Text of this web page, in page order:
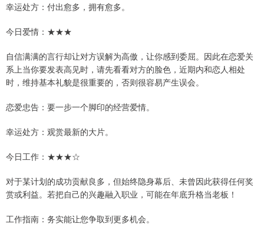
幸运处方：付出愈多，拥有愈多。
今日爱情：★★★
自信满满的言行却让对方误解为高傲，让你感到委屈。因此在恋爱关
系上当你要发表高见时，请先看看对方的脸色，近期内和恋人相处
时，维持基本礼貌是很重要的，否则很容易产生误会。
恋爱忠告：要一步一个脚印的经营爱情。
幸运处方：观赏最新的大片。
今日工作：★★★☆
对于某计划的成功贡献良多，但始终隐身幕后、未曾因此获得任何奖
赏或利益。若把自己的兴趣融入职业，可能在年底升格当老板！
工作指南：务实能让您争取到更多机会。